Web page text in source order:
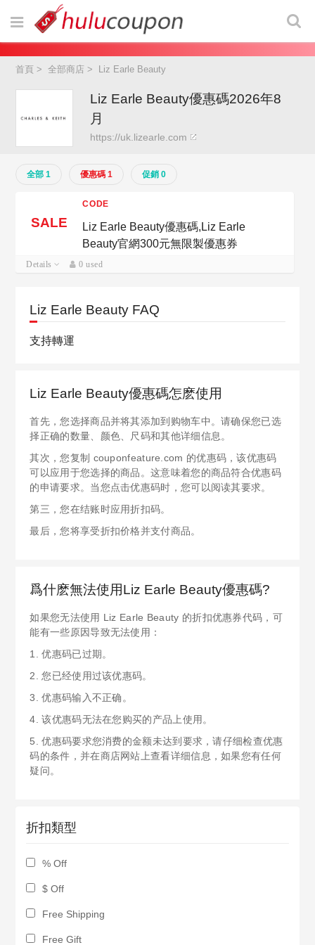
首頁 >全部商店 > Liz Earle Beauty
Liz Earle Beauty優惠碼2026年8
月
https://uk.lizearle.com
全部 1 優惠碼 1 促銷 0
SALE
CODE
Liz Earle Beauty優惠碼,Liz Earle
Beauty官網300元無限製優惠券
Details 0 used
Liz Earle Beauty FAQ
支持轉運
Liz Earle Beauty優惠碼怎麽使用
首先，您选择商品并将其添加到购物车中。请确保您已选
择正确的数量、颜色、尺码和其他详细信息。
其次，您复制 couponfeature.com 的优惠码，该优惠码
可以应用于您选择的商品。这意味着您的商品符合优惠码
的申请要求。当您点击优惠码时，您可以阅读其要求。
第三，您在结账时应用折扣码。
最后，您将享受折扣价格并支付商品。
爲什麽無法使用Liz Earle Beauty優惠碼?
如果您无法使用 Liz Earle Beauty 的折扣优惠券代码，可
能有一些原因导致无法使用：
1. 优惠码已过期。
2. 您已经使用过该优惠码。
3. 优惠码输入不正确。
4. 该优惠码无法在您购买的产品上使用。
5. 优惠码要求您消费的金额未达到要求，请仔细检查优惠
码的条件，并在商店网站上查看详细信息，如果您有任何
疑问。
折扣類型
% Off
$ Off
Free Shipping
Free Gift